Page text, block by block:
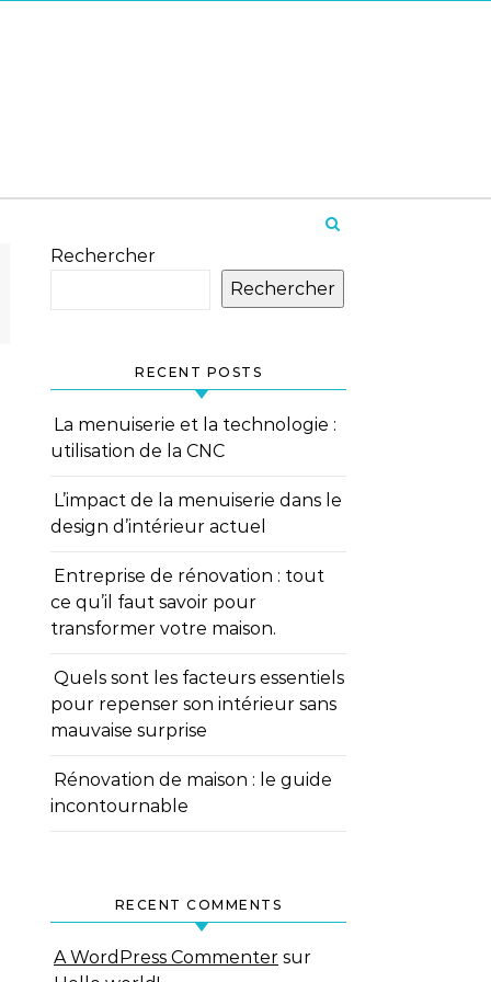
Rechercher
Rechercher
RECENT POSTS
La menuiserie et la technologie :
utilisation de la CNC
L’impact de la menuiserie dans le
design d’intérieur actuel
Entreprise de rénovation : tout
ce qu’il faut savoir pour
transformer votre maison.
Quels sont les facteurs essentiels
pour repenser son intérieur sans
mauvaise surprise
Rénovation de maison : le guide
incontournable
RECENT COMMENTS
A WordPress Commenter sur